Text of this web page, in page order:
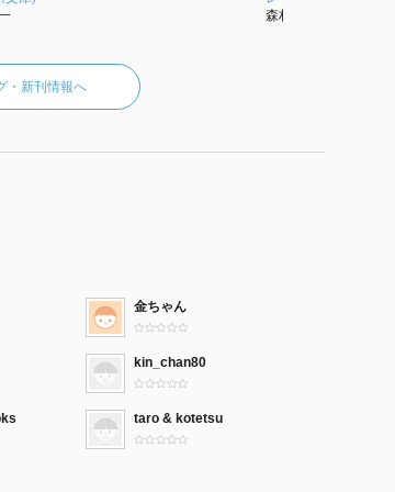
森村誠一
・新刊情報へ
金ちゃん
kin_chan80
taro & kotetsu